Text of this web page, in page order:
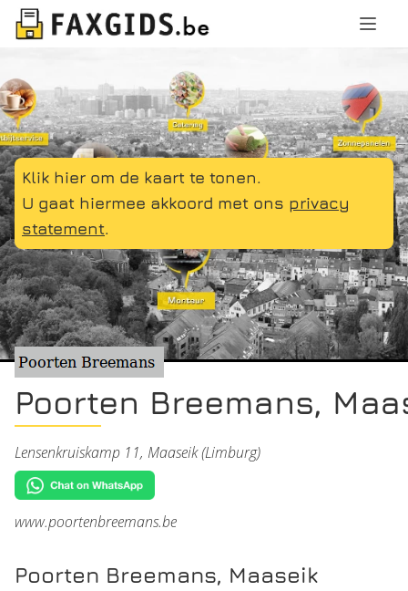
Klik hier om de kaart te tonen.
U gaat hiermee akkoord met ons privacy
statement.
Poorten Breemans,
Lensenkruiskamp 11, Maaseik (Limburg)
www.poortenbreemans.be
Poorten Breemans, Maaseik